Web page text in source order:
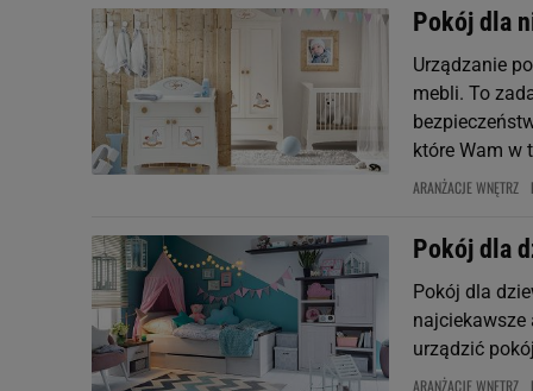
Pokój dla
Urządzanie
mebli. To
które Wam w
ARANŻACJE WNĘTRZ
Pokój dla
Pokój dla
najciekawsze
urządzić
ARANŻACJE WNĘTRZ